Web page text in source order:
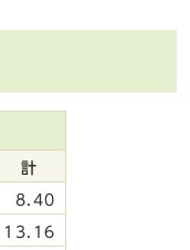
計
8.40
13.16